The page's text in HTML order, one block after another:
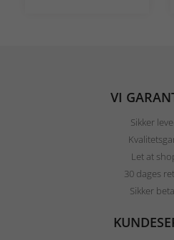
VI
Sikker
Let at
30 dages
Sikker